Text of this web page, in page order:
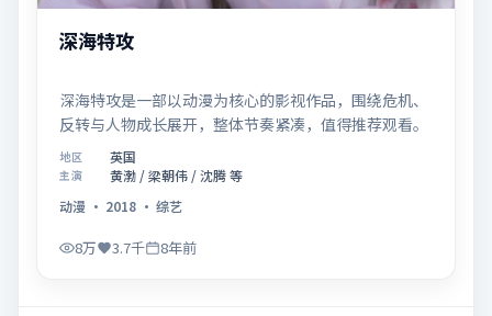
深海特攻
深海特攻是一部以动漫为核心的影视作品，围绕危机、
反转与人物成长展开，整体节奏紧凑，值得推荐观看。
地区 英国
主演
黄渤 / 梁朝伟 / 沈腾 等
动漫 · 2018 · 综艺
8万 3.7千 8年前